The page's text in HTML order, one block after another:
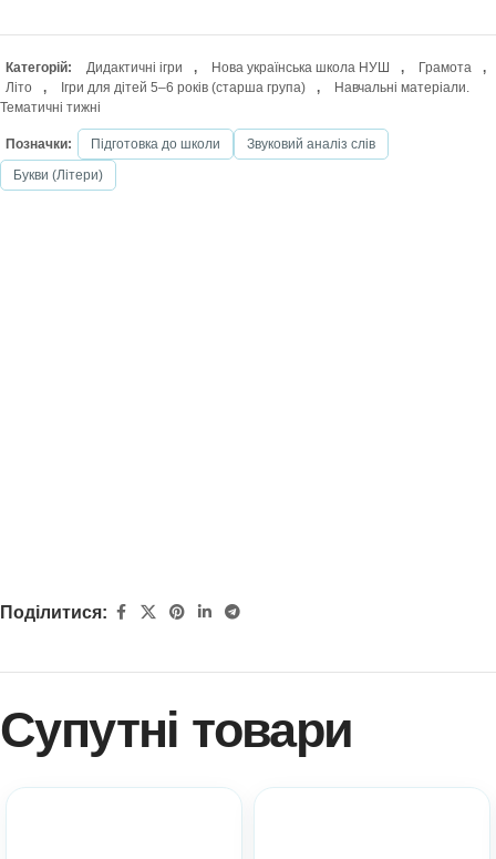
Категорій: Дидактичні ігри , Нова українська школа НУШ , Грамота
,
Літо
, Ігри для дітей 5–6 років (старша група) ,
Навчальні матеріали.
Тематичні тижні
Позначки: Підготовка до школи
Звуковий аналіз слів
Букви (Літери)
Поділитися:
Супутні товари